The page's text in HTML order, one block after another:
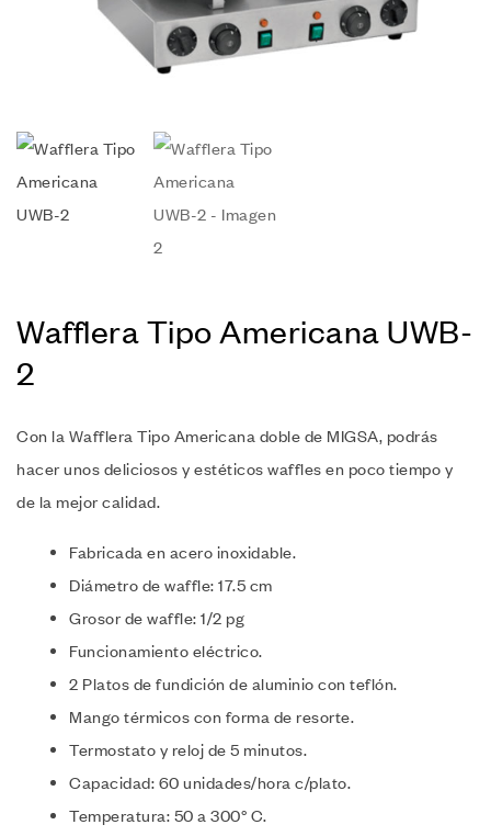
Wafflera Tipo Americana UWB-
2
Con la Wafflera Tipo Americana doble de MIGSA, podrás
hacer unos deliciosos y estéticos waffles en poco tiempo y
de la mejor calidad.
Fabricada en acero inoxidable.
Diámetro de waffle: 17.5 cm
Grosor de waffle: 1/2 pg
Funcionamiento eléctrico.
2 Platos de fundición de aluminio con teflón.
Mango térmicos con forma de resorte.
Termostato y reloj de 5 minutos.
Capacidad: 60 unidades/hora c/plato.
Temperatura: 50 a 300° C.